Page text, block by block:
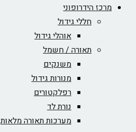
מרכז הידרופוני
חללי גידול
אוהלי גידול
תאורה / חשמל
משנקים
מנורות גידול
רפלקטורים
נורת לד
מערכות תאורה מלאות